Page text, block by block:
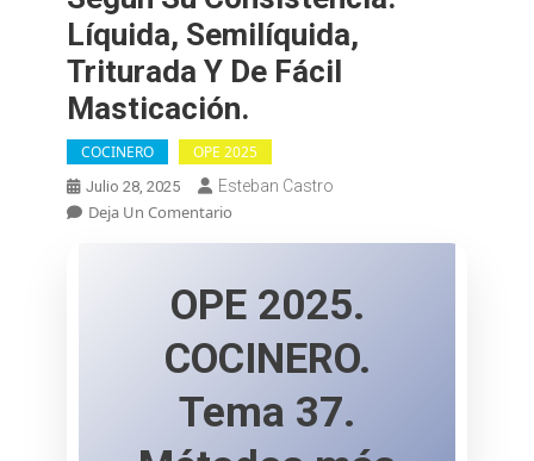
Líquida, Semilíquida,
Triturada Y De Fácil
Masticación.
COCINERO OPE 2025
Julio 28, 2025 Esteban Castro
Deja Un ComentarioEn
Tema
Métodos
Más
Utilizados
Para
OPE 2025.
COCINERO.
Tema 37.